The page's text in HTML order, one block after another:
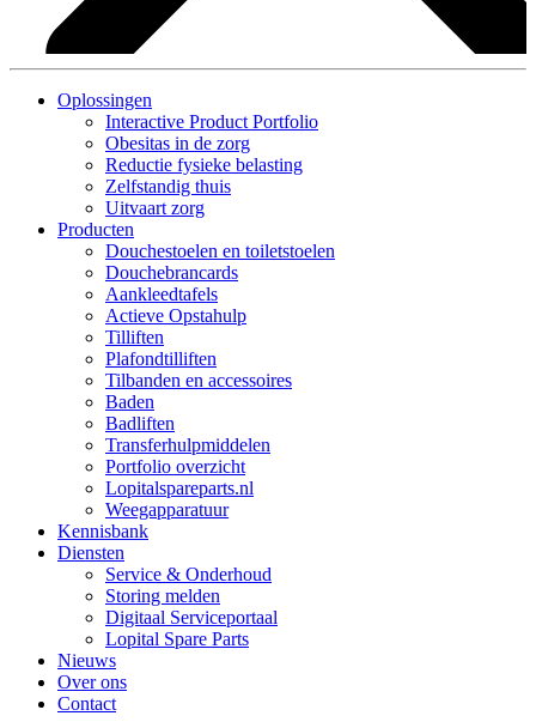
Oplossingen
Interactive Product Portfolio
Obesitas in de zorg
Reductie fysieke belasting
Zelfstandig thuis
Uitvaart zorg
Producten
Douchestoelen en toiletstoelen
Douchebrancards
Aankleedtafels
Actieve Opstahulp
Tilliften
Plafondtilliften
Tilbanden en accessoires
Baden
Badliften
Transferhulpmiddelen
Portfolio overzicht
Lopitalspareparts.nl
Weegapparatuur
Kennisbank
Diensten
Service & Onderhoud
Storing melden
Digitaal Serviceportaal
Lopital Spare Parts
Nieuws
Over ons
Contact